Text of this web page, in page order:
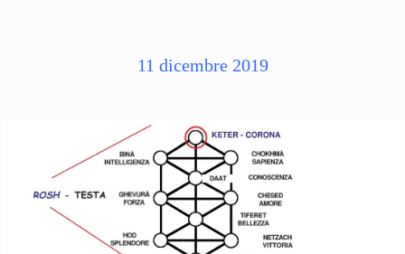
11 dicembre 2019